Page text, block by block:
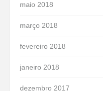
maio 2018
março 2018
fevereiro 2018
janeiro 2018
dezembro 2017